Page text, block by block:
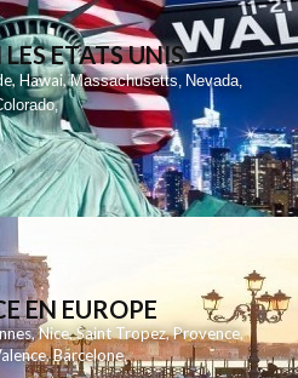
ETATS UNIS
,Hawai,Massachusetts, Nevada,
,
EN EUROPE
,Nice,Saint Tropez,Provence,
,Barcelone,